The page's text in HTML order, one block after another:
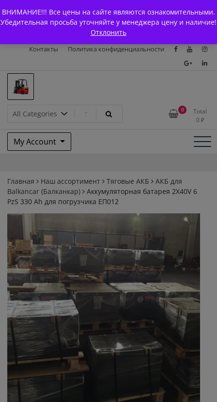
ВНИМАНИЕ!!! Все цены на сайте являются ознакомительными.
Убедительная просьба уточняйте у менеджера цену и наличие!
Отклонить
to
content
Главная
Магазин О Компании
Каталоги
Доставка и оплата
Контакты
Политика конфиденциальности
Запчасти для вилочых
погрузчиков и
электротележек Balkancar
0
Total
0 ₽
My Account
Главная Наш ассортимент Тяговые АКБ
АКБ для
Balkanсar (Балканкар)
Аккумуляторная батарея 2X40V 6
PzS 330 Ah для погрузчика ЕП012